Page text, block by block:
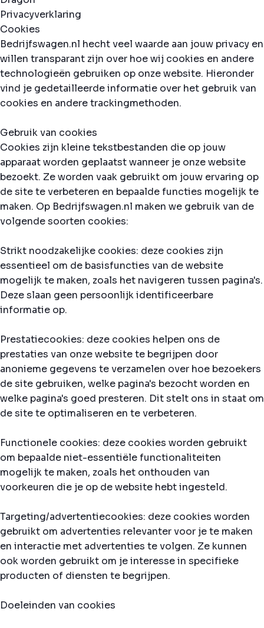
Privacyverklaring
Cookies
Bedrijfswagen.nl hecht veel waarde aan jouw privacy en
willen transparant zijn over hoe wij cookies en andere
technologieën gebruiken op onze website. Hieronder
vind je gedetailleerde informatie over het gebruik van
cookies en andere trackingmethoden.
Gebruik van cookies
Cookies zijn kleine tekstbestanden die op jouw
apparaat worden geplaatst wanneer je onze website
bezoekt. Ze worden vaak gebruikt om jouw ervaring op
de site te verbeteren en bepaalde functies mogelijk te
maken. Op Bedrijfswagen.nl maken we gebruik van de
volgende soorten cookies:
Strikt noodzakelijke cookies: deze cookies zijn
essentieel om de basisfuncties van de website
mogelijk te maken, zoals het navigeren tussen pagina's.
Deze slaan geen persoonlijk identificeerbare
informatie op.
Prestatiecookies: deze cookies helpen ons de
prestaties van onze website te begrijpen door
anonieme gegevens te verzamelen over hoe bezoekers
de site gebruiken, welke pagina's bezocht worden en
welke pagina's goed presteren. Dit stelt ons in staat om
de site te optimaliseren en te verbeteren.
Functionele cookies: deze cookies worden gebruikt
om bepaalde niet-essentiële functionaliteiten
mogelijk te maken, zoals het onthouden van
voorkeuren die je op de website hebt ingesteld.
Targeting/advertentiecookies: deze cookies worden
gebruikt om advertenties relevanter voor je te maken
en interactie met advertenties te volgen. Ze kunnen
ook worden gebruikt om je interesse in specifieke
producten of diensten te begrijpen.
Doeleinden van cookies